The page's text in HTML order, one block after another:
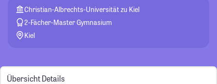
Christian-Albrechts-Universität zu Kiel
2-Fächer-Master Gymnasium
Kiel
Übersicht Details